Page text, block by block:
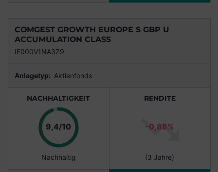
COMGEST GROWTH EUROPE S GBP U
ACCUMULATION CLASS
IE000V1NA3Z9
Anlagetyp: Aktienfonds
NACHHALTIGKEIT
9,4/10 Punkte
Nachhaltig
RENDITE
-0,88%
(3 Jahre)